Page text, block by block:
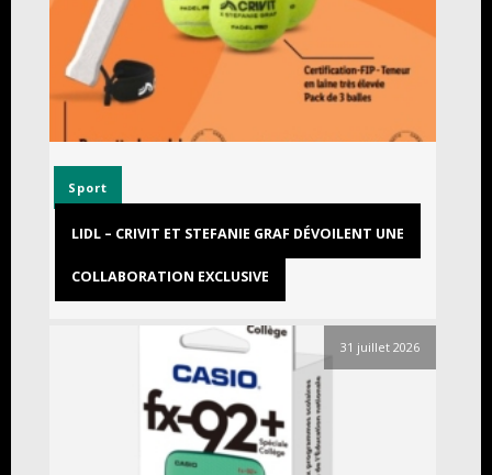
Sport
LIDL – CRIVIT ET STEFANIE GRAF DÉVOILENT UNE
COLLABORATION EXCLUSIVE
31 juillet 2026